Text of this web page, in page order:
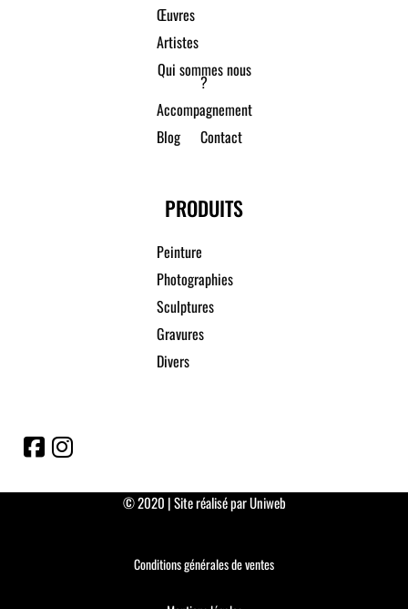
Œuvres
Artistes
Qui sommes nous
?
Accompagnement
Blog
Contact
PRODUITS
Peinture
Photographies
Sculptures
Gravures
Divers
© 2020 | Site réalisé par Uniweb
Conditions générales de ventes